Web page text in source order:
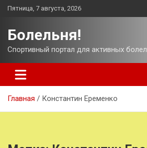
Перейти
Пятница, 7 августа, 2026
Болельня!
Спортивный портал для активных
Главная Константин Еременко